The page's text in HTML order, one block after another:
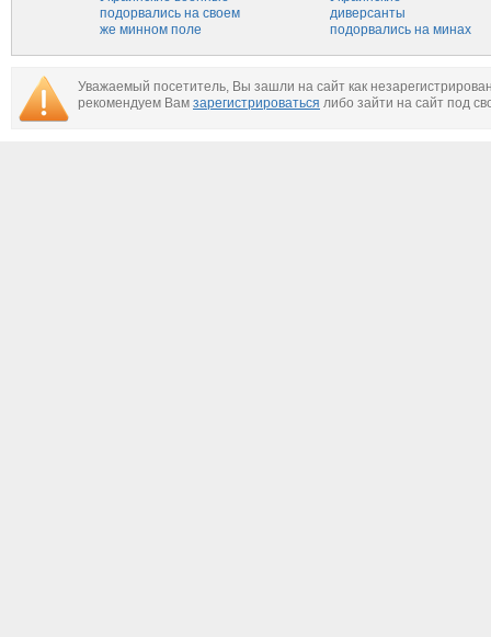
Новороссия
подорвались на своем
же минном поле
диверсанты
подорвались на минах
территорию
подконтрольную ДНР
— Новороссия
Уважаемый посетитель, Вы зашли на сайт как
рекомендуем Вам зарегистрироваться либо зайти на сайт под